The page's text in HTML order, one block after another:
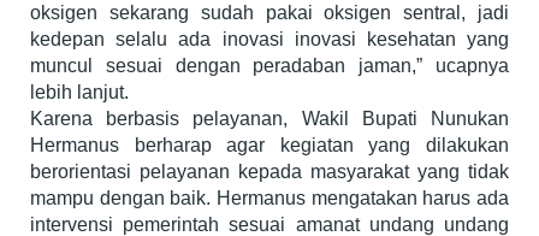
oksigen sekarang sudah pakai oksigen sentral, jadi
kedepan selalu ada inovasi inovasi kesehatan yang
muncul sesuai dengan peradaban jaman,” ucapnya
lebih lanjut.
Karena berbasis pelayanan, Wakil Bupati Nunukan
Hermanus berharap agar kegiatan yang dilakukan
berorientasi pelayanan kepada masyarakat yang tidak
mampu dengan baik. Hermanus mengatakan harus ada
intervensi pemerintah sesuai amanat undang undang